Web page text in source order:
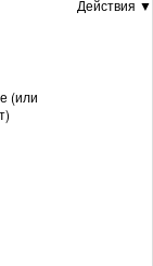
Действия ▼
(или